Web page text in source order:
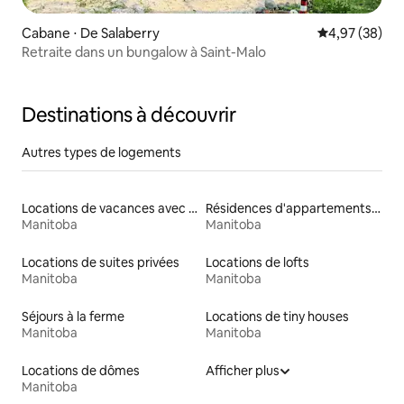
Cabane ⋅ De Salaberry Évaluation
4,97 (38)
Retraite dans un bungalow à Saint-Malo
Destinations à découvrir
Autres types de logements
Locations de vacances avec piscine
Manitoba
Résidences d'appartements en location
Manitoba
Locations de suites privées
Manitoba
Locations de lofts
Manitoba
Séjours à la ferme
Manitoba
Locations de tiny houses
Manitoba
Locations de dômes
Manitoba
Afficher plus